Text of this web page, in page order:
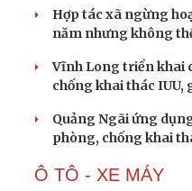
Hợp tác xã ngừng
năm nhưng không
Vĩnh Long triển khai
chống khai thác IUU,
Quảng Ngãi ứng
phòng, chống khai
Ô TÔ - XE MÁY